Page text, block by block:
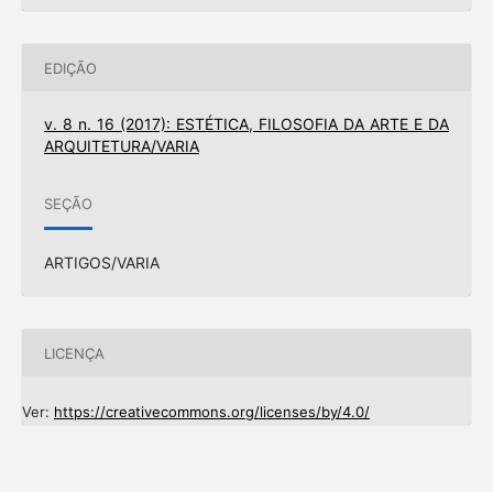
EDIÇÃO
v. 8 n. 16 (2017): ESTÉTICA, FILOSOFIA DA ARTE E DA
ARQUITETURA/VARIA
SEÇÃO
ARTIGOS/VARIA
LICENÇA
Ver: https://creativecommons.org/licenses/by/4.0/